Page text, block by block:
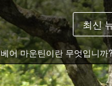
최신
베어 마운틴이란 무엇입니까